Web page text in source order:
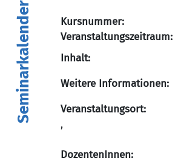
Seminarkalender
Kursnummer:
Veranstaltungszeitraum:
Inhalt:
Weitere Informationen:
Veranstaltungsort:
,
DozentenInnen: